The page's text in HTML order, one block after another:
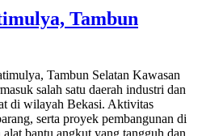
Tambun
Tambun Selatan Kawasan
salah satu daerah industri dan
di wilayah Bekasi. Aktivitas
serta proyek pembangunan di
bantu angkut yang tangguh dan